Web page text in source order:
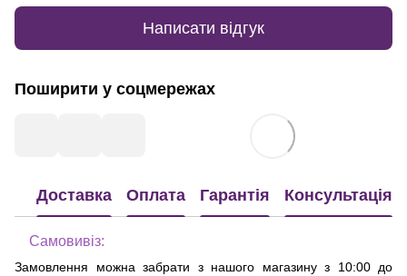
Написати відгук
Поширити у соцмережах
Доставка Оплата Гарантія Консультація
Самовивіз:
Замовлення можна забрати з нашого магазину з 10:00 до